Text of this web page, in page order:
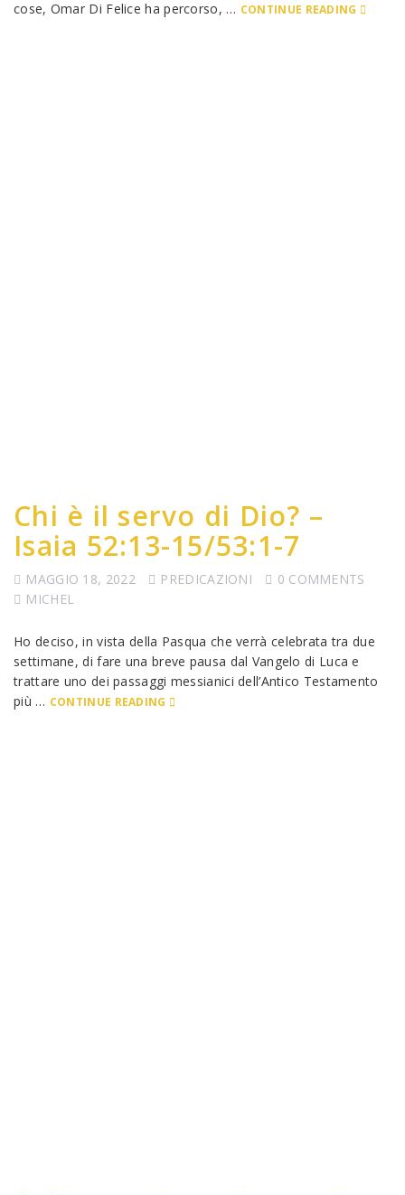
cose, Omar Di Felice ha percorso, … CONTINUE READING
Chi è il servo di Dio? –
Isaia 52:13-15/53:1-7
MAGGIO 18, 2022 PREDICAZIONI
0 COMMENTS
MICHEL
Ho deciso, in vista della Pasqua che verrà celebrata tra due
settimane, di fare una breve pausa dal Vangelo di Luca e
trattare uno dei passaggi messianici dell’Antico Testamento
più … CONTINUE READING